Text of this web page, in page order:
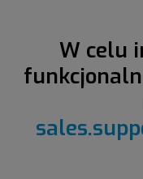
W celu